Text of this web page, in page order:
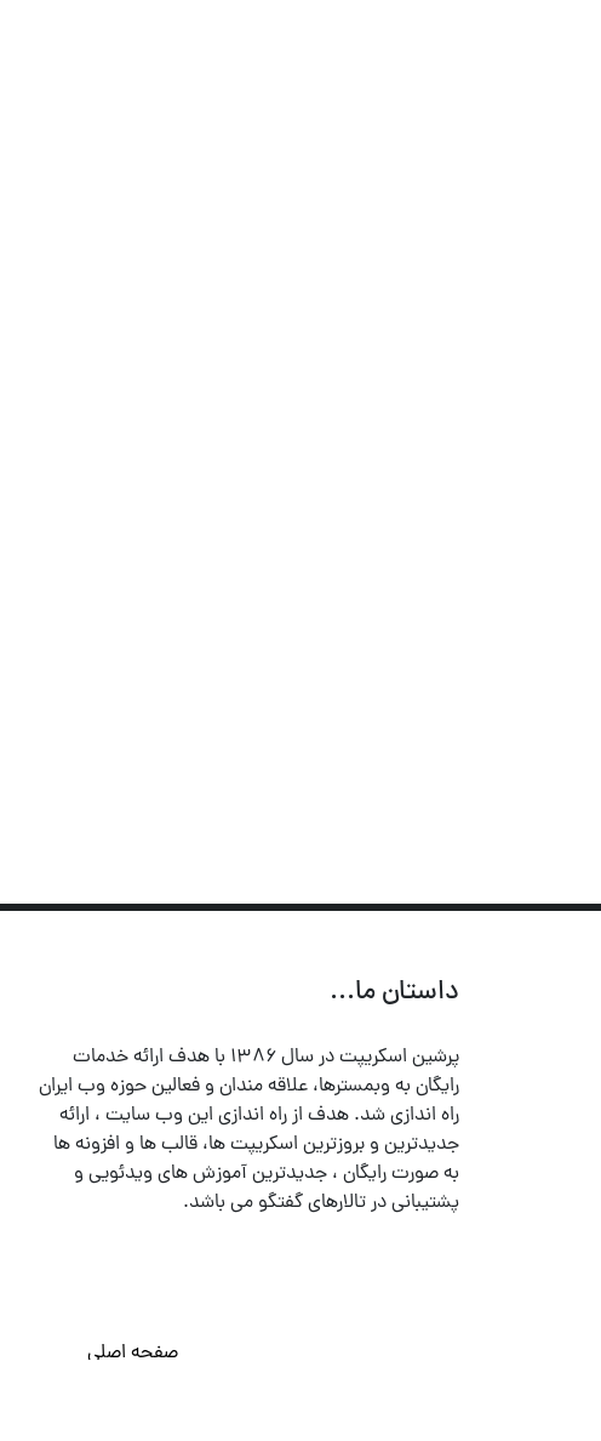
داستان ما...
پرشین اسکریپت در سال ۱۳۸۶ با هدف ارائه خدمات
رایگان به وبمسترها، علاقه مندان و فعالین حوزه وب ایران
راه اندازی شد. هدف از راه اندازی این وب سایت ، ارائه
جدیدترین و بروزترین اسکریپت ها، قالب ها و افزونه ها
به صورت رایگان ، جدیدترین آموزش های ویدئویی و
پشتیبانی در تالارهای گفتگو می باشد.
صفحه اصلی